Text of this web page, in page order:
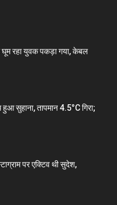
रहा युवक पकड़ा गया, केबल
हुआ सुहाना, तापमान 4.5°C गिरा;
पर एक्टिव थी सुदेश,